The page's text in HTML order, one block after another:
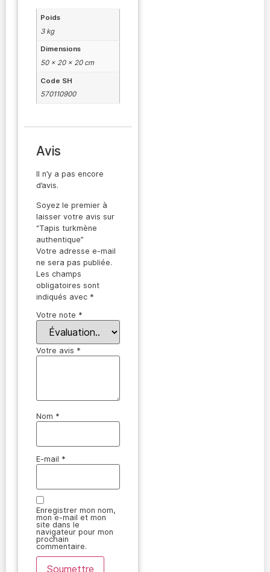
Poids
3 kg
Dimensions
50 × 20 × 20 cm
Code SH
570110900
Avis
Il n’y a pas encore
d’avis.
Soyez le premier à
laisser votre avis sur
“Tapis turkmène
authentique”
Votre adresse e-mail
ne sera pas publiée.
Les champs
obligatoires sont
indiqués avec *
Votre note *
Votre avis *
Nom *
E-mail *
Enregistrer mon nom,
mon e-mail et mon
site dans le
navigateur pour mon
prochain
commentaire.